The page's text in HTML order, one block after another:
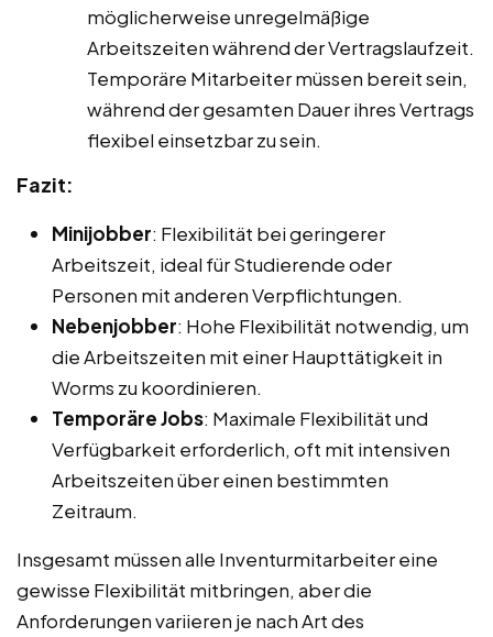
möglicherweise unregelmäßige
Arbeitszeiten während der Vertragslaufzeit.
Temporäre Mitarbeiter müssen bereit sein,
während der gesamten Dauer ihres Vertrags
flexibel einsetzbar zu sein.
Fazit:
Minijobber: Flexibilität bei geringerer
Arbeitszeit, ideal für Studierende oder
Personen mit anderen Verpflichtungen.
Nebenjobber: Hohe Flexibilität notwendig, um
die Arbeitszeiten mit einer Haupttätigkeit in
Worms zu koordinieren.
Temporäre Jobs: Maximale Flexibilität und
Verfügbarkeit erforderlich, oft mit intensiven
Arbeitszeiten über einen bestimmten
Zeitraum.
Insgesamt müssen alle Inventurmitarbeiter eine
gewisse Flexibilität mitbringen, aber die
Anforderungen variieren je nach Art des